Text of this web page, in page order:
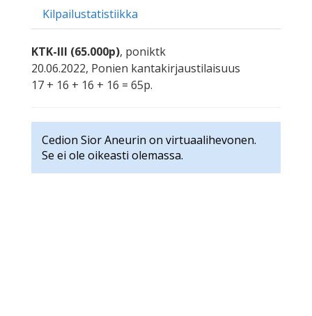
Kilpailustatistiikka
KTK-III (65.000p), poniktk
20.06.2022, Ponien kantakirjaustilaisuus
17 + 16 + 16 + 16 = 65p.
Cedion Sior Aneurin on virtuaalihevonen.
Se ei ole oikeasti olemassa.